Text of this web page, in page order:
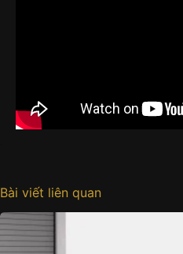
Bài viết liên quan